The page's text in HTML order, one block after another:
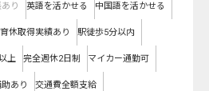
り 英語を活かせる 中国語を活かせる
休取得実績あり 駅徒歩5分以内
上 完全週休2日制 マイカー通勤可
あり 交通費全額支給